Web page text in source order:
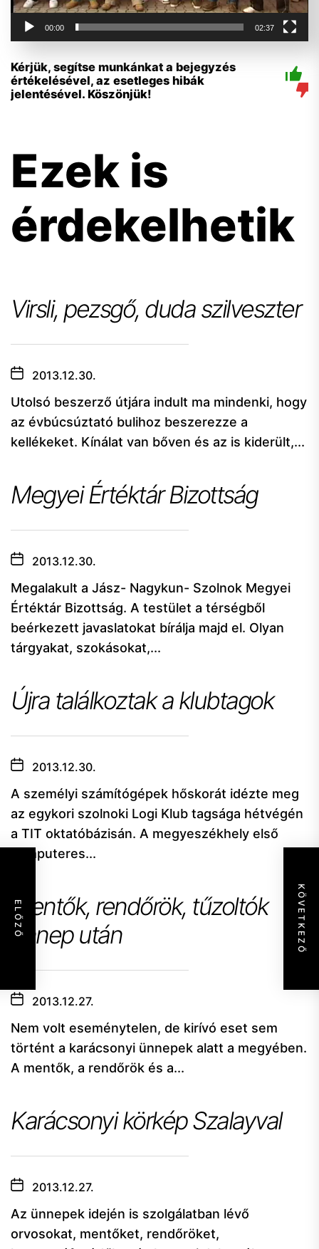
00:00 02:37
Kérjük, segítse munkánkat a bejegyzés
értékelésével, az esetleges hibák
jelentésével. Köszönjük!
ELŐZŐ KÖVETKEZŐ
Ezek is
érdekelhetik
Virsli, pezsgő, duda szilveszter
2013.12.30.
Utolsó beszerző útjára indult ma mindenki, hogy
az évbúcsúztató bulihoz beszerezze a
kellékeket. Kínálat van bőven és az is kiderült,...
Megyei Értéktár Bizottság
2013.12.30.
Megalakult a Jász- Nagykun- Szolnok Megyei
Értéktár Bizottság. A testület a térségből
beérkezett javaslatokat bírálja majd el. Olyan
tárgyakat, szokásokat,...
Újra találkoztak a klubtagok
2013.12.30.
A személyi számítógépek hőskorát idézte meg
az egykori szolnoki Logi Klub tagsága hétvégén
a TIT oktatóbázisán. A megyeszékhely első
computeres...
Mentők, rendőrök, tűzoltók
ünnep után
2013.12.27.
Nem volt eseménytelen, de kirívó eset sem
történt a karácsonyi ünnepek alatt a megyében.
A mentők, a rendőrök és a...
Karácsonyi körkép Szalayval
2013.12.27.
Az ünnepek idején is szolgálatban lévő
orvosokat, mentőket, rendőröket,